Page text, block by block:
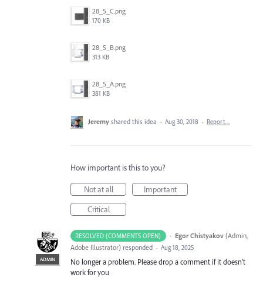
28_5_C.png
170 KB
28_5_B.png
313 KB
28_5_A.png
381 KB
Jeremy shared this idea · Aug 30, 2018 · Report…
How important is this to you?
Not at all
Important
Critical
RESOLVED (COMMENTS OPEN) ·
ADMIN
Egor Chistyakov (Admin,
Adobe Illustrator) responded · Aug 18, 2025
No longer a problem. Please drop a comment if it doesn’t
work for you